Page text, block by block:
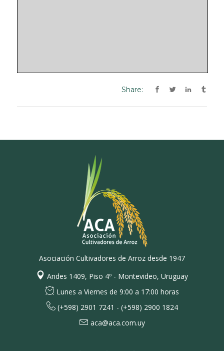
Share:
Asociación Cultivadores de Arroz desde 1947
Andes 1409, Piso 4º - Montevideo, Uruguay
Lunes a Viernes de 9:00 a 17:00 horas
(+598) 2901 7241 - (+598) 2900 1824
aca@aca.com.uy